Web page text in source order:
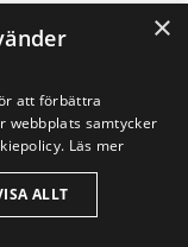
göra hela
utan
×
att förbättra
webbplats samtycker
Läs mer
ALLT